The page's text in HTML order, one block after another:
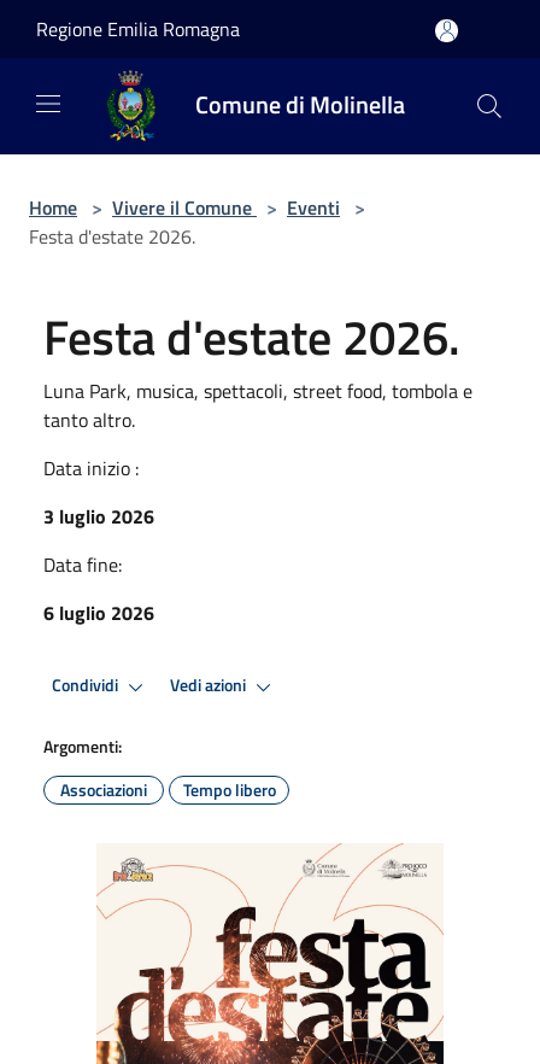
Regione Emilia Romagna
Comune di Molinella
Home > Vivere il Comune > Eventi >
Festa d'estate 2026.
Festa d'estate 2026.
Luna Park, musica, spettacoli, street food, tombola e
tanto altro.
Data inizio :
3 luglio 2026
Data fine:
6 luglio 2026
Condividi Vedi azioni
Argomenti:
Associazioni
Tempo libero